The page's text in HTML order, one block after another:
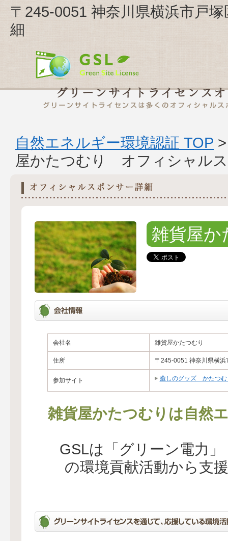
〒245-0051 神奈川県横浜市戸
細
自然エネルギー環境認証 TOP
屋かたつむり オフィシャル
雑貨屋か
会社名 雑貨屋かたつむり
住所 〒245-0051 神奈川県横
参加サイト 癒しのグッズ かたつ
雑貨屋かたつむりは自然
GSLは「グリーン電力
の環境貢献活動から支